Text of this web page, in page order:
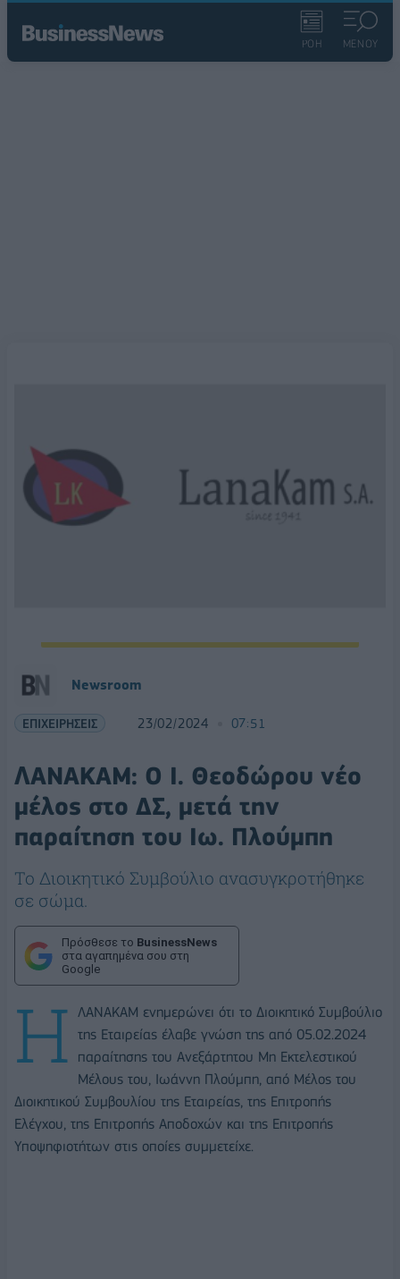
ΡΟΗ ΜΕΝΟΥ
Newsroom
ΕΠΙΧΕΙΡΗΣΕΙΣ 23/02/2024 07:51
ΛΑΝΑΚΑΜ: Ο Ι. Θεοδώρου νέο
μέλος στο ΔΣ, μετά την
παραίτηση του Ιω. Πλούμπη
Το Διοικητικό Συμβούλιο ανασυγκροτήθηκε
σε σώμα.
Πρόσθεσε το BusinessNews
στα αγαπημένα σου στη
Google
Η ΛΑΝΑΚΑΜ ενημερώνει ότι το Διοικητικό Συμβούλιο
της Εταιρείας έλαβε γνώση της από 05.02.2024
παραίτησης του Ανεξάρτητου Μη Εκτελεστικού
Μέλους του, Ιωάννη Πλούμπη, από Μέλος του
Διοικητικού Συμβουλίου της Εταιρείας, της Επιτροπής
Ελέγχου, της Επιτροπής Αποδοχών και της Επιτροπής
Υποψηφιοτήτων στις οποίες συμμετείχε.